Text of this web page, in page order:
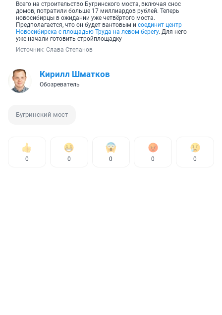
Всего на строительство Бугринского моста, включая снос
домов, потратили больше 17 миллиардов рублей. Теперь
новосибирцы в ожидании уже четвёртого моста.
Предполагается, что он будет вантовым и соединит центр
Новосибирска с площадью Труда на левом берегу. Для него
уже начали готовить стройплощадку
Источник: Слава Степанов
Кирилл Шматков
Обозреватель
Бугринский мост
0 0 0 0 0